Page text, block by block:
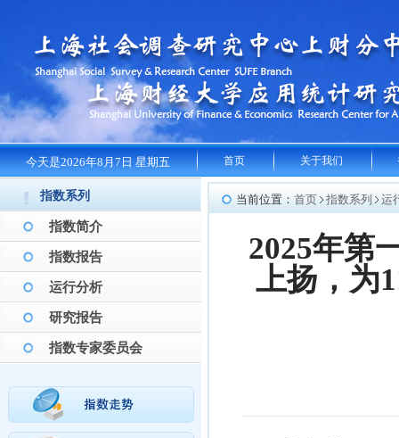
今天是2026年8月7日 星期五 首页 关于我们
指数系列
指数简介
指数报告
运行分析
研究报告
指数专家委员会
当前位置： 首页 指数系列 运
2025年第
上扬，为